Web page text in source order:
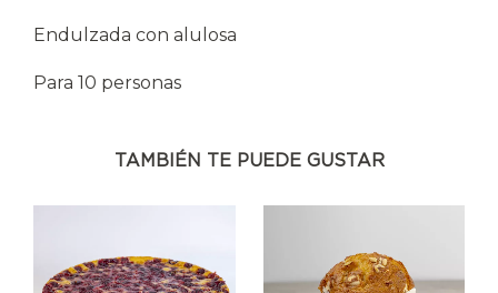
Endulzada con alulosa
Para 10 personas
TAMBIÉN TE PUEDE GUSTAR